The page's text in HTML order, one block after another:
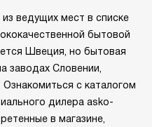
ведущих мест в списке
бытовой
Швеция, но бытовая
заводах Словении,
с каталогом
дилера asko-
в магазине,